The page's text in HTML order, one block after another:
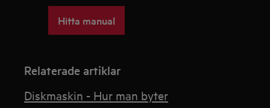
Hitta manual
Relaterade artiklar
Diskmaskin - Hur man byter